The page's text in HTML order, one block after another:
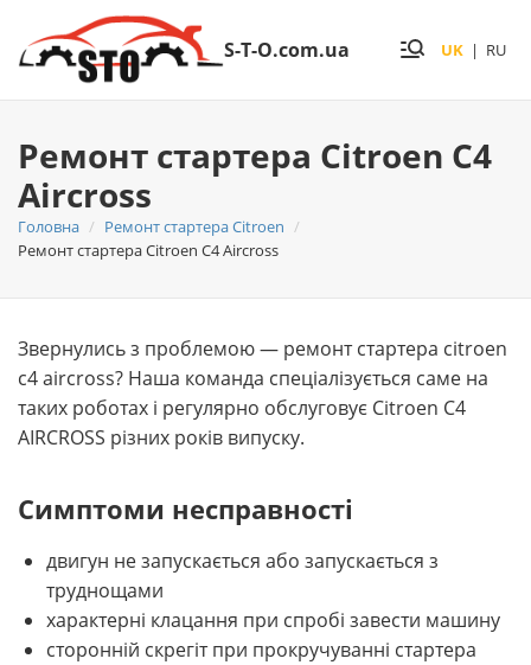
S-T-O.com.ua UK | RU
Ремонт стартера Citroen C4
Aircross
Головна
Ремонт стартера Citroen
Ремонт стартера Citroen C4 Aircross
Звернулись з проблемою — ремонт стартера citroen
c4 aircross? Наша команда спеціалізується саме на
таких роботах і регулярно обслуговує Citroen C4
AIRCROSS різних років випуску.
Симптоми несправності
двигун не запускається або запускається з
труднощами
характерні клацання при спробі завести машину
сторонній скрегіт при прокручуванні стартера